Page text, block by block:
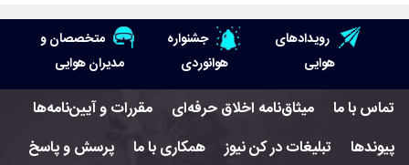
رویدادهای
هوایی
جشنواره
هوانوردی
متخصصان و
مدیران هوایی
تماس با ما میثاق‌نامه اخلاق حرفه‌ای
مقررات و آیین‌نامه‌ها
پیوندها
تبلیغات در کن نیوز همکاری با ما پرسش و پاسخ